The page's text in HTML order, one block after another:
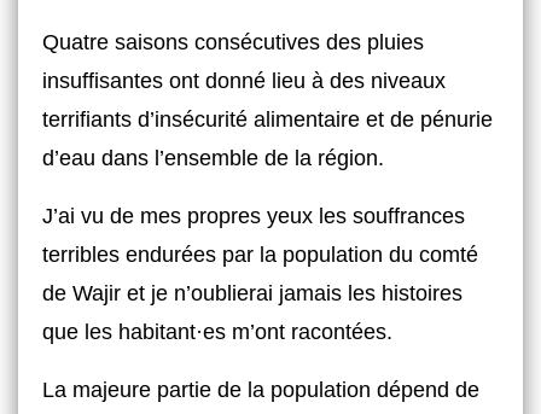
Quatre saisons consécutives des pluies
insuffisantes ont donné lieu à des niveaux
terrifiants d’insécurité alimentaire et de pénurie
d’eau dans l’ensemble de la région.
J’ai vu de mes propres yeux les souffrances
terribles endurées par la population du comté
de Wajir et je n’oublierai jamais les histoires
que les habitant·es m’ont racontées.
La majeure partie de la population dépend de